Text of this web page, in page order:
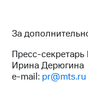
о
именных
За
Пресс-
Ирина Дерюгина
e-mail: pr@mts.ru